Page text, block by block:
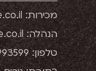
מכירות: sales@3rdstone.co.il
הנהלה: info@3rdstone.co.il
טלפון: 076-5993599